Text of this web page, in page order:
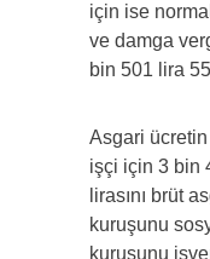
için ise
ve damga
bin 501 lira
Asgari
işçi için 3 bin
lirasını brüt
kuruşunu
kuruşunu